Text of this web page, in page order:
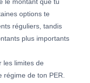
options te
réguliers, tandis
plus importants
les limites de
de ton PER.